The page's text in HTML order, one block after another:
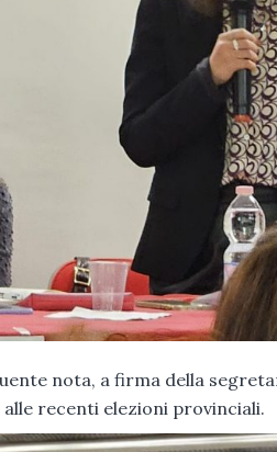
nota, a firma della
alle recenti elezioni provinciali.